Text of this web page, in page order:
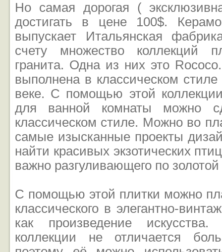
Но самая дорогая (
достигать в цене 100$.
выпускает Итальянская
счету множество коллекций
гранита. Одна из них это
выполнена в классическом
веке. С помощью этой
для ванной комнаты можно
классическом стиле. Можно во
самые изысканные проекты
найти красивых экзотических
важно разгуливающего по золотой
С помощью этой плитки можно
классического в элегантно-
как произведение
коллекции не отличается